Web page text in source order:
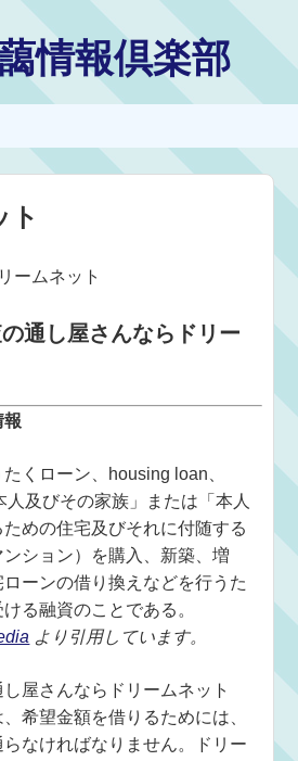
情報倶楽部
ト
ームネット
通し屋さんならドリー
報
くローン、housing loan、
人及びその家族」または「本人
めの住宅及びそれに付随する
ション）を購入、新築、増
ーンの借り換えなどを行うた
る融資のことである。
より引用しています。
屋さんならドリームネット
希望金額を借りるためには、
なければなりません。ドリー